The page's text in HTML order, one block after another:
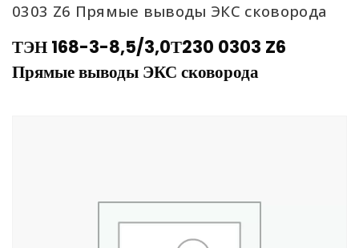
0303 Z6 Прямые выводы ЭКС сковорода
ТЭН 168-3-8,5/3,0Т230 0303 Z6
Прямые выводы ЭКС сковорода